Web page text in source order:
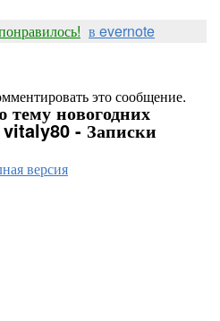
в evernote
это сообщение.
новогодних
- Записки
версия